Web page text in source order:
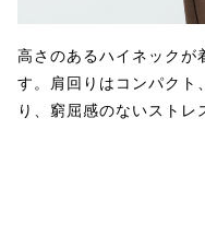
高さのあるハイネックが
す。肩回りはコンパクト
り、窮屈感のないストレ